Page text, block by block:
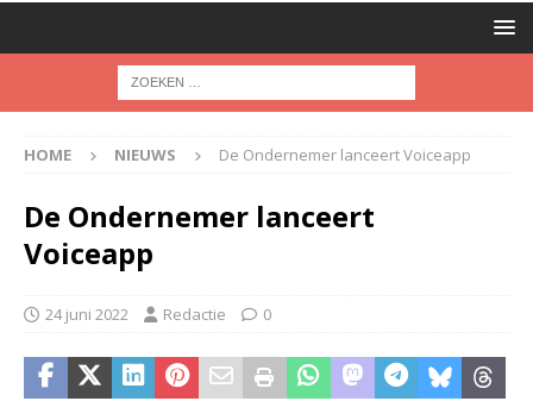
HOME NIEUWS De Ondernemer lanceert Voiceapp
De Ondernemer lanceert
Voiceapp
24 juni 2022 Redactie 0